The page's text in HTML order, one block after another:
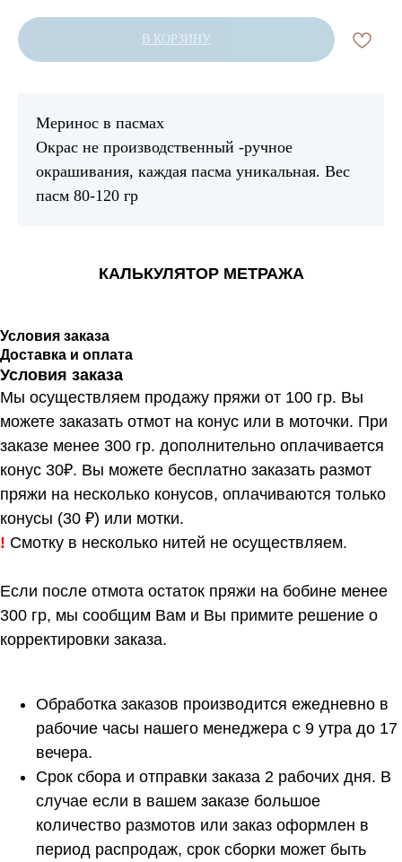
В КОРЗИНУ
Меринос в пасмах
Окрас не производственный -ручное
окрашивания, каждая пасма уникальная. Вес
пасм 80-120 гр
КАЛЬКУЛЯТОР МЕТРАЖА
Условия заказа
Доставка и оплата
Условия заказа
Мы осуществляем продажу пряжи от 100 гр. Вы
можете заказать отмот на конус или в моточки. При
заказе менее 300 гр. дополнительно оплачивается
конус 30₽. Вы можете бесплатно заказать размот
пряжи на несколько конусов, оплачиваются только
конусы (30 ₽) или мотки.
! Смотку в несколько нитей не осуществляем.
Если после отмота остаток пряжи на бобине менее
300 гр, мы сообщим Вам и Вы примите решение о
корректировки заказа.
Обработка заказов производится ежедневно в
рабочие часы нашего менеджера с 9 утра до 17
вечера.
Срок сбора и отправки заказа 2 рабочих дня. В
случае если в вашем заказе большое
количество размотов или заказ оформлен в
период распродаж, срок сборки может быть